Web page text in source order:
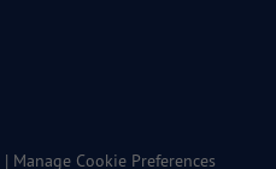
| Manage Cookie Preferences